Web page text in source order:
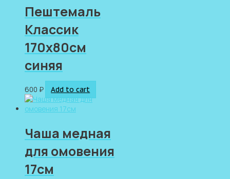
Пештемаль
Классик
170х80см
синяя
600 ₽ Add to cart
Чаша медная
для омовения
17см